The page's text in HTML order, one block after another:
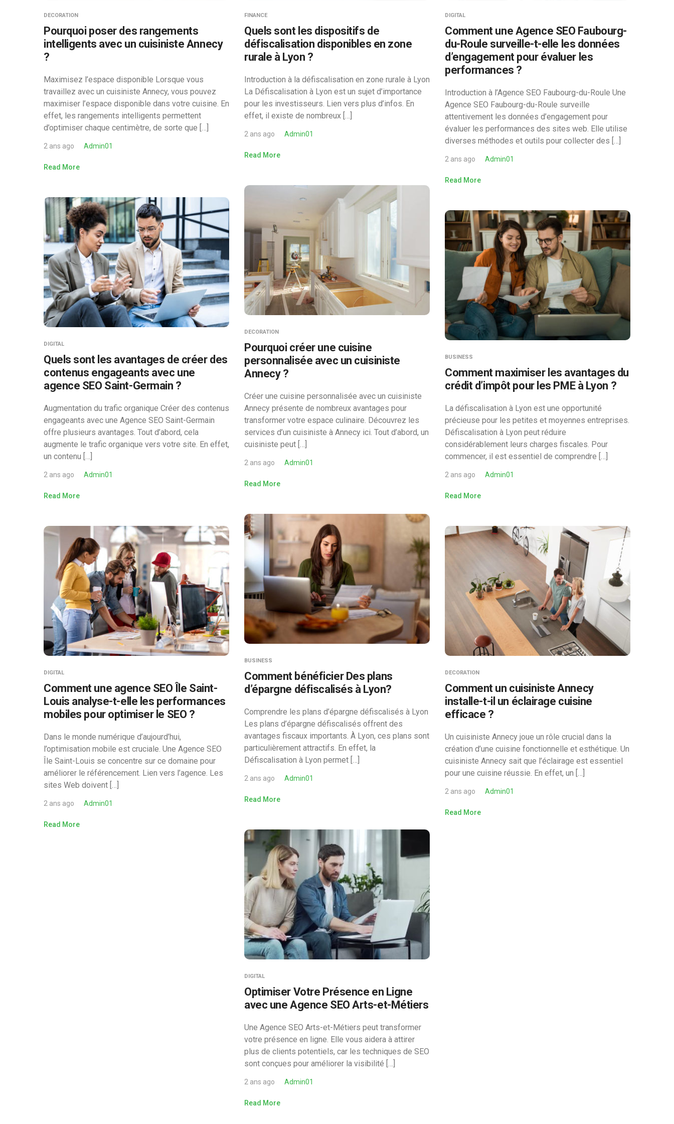
DECORATION
Pourquoi poser des rangements
intelligents avec un cuisiniste Annecy
?
Maximisez l’espace disponible Lorsque vous
travaillez avec un cuisiniste Annecy, vous pouvez
maximiser l’espace disponible dans votre cuisine. En
effet, les rangements intelligents permettent
d’optimiser chaque centimètre, de sorte que […]
2 ans ago Admin01
Read More
FINANCE
Quels sont les dispositifs de
défiscalisation disponibles en zone
rurale à Lyon ?
Introduction à la défiscalisation en zone rurale à Lyon
La Défiscalisation à Lyon est un sujet d’importance
pour les investisseurs. Lien vers plus d’infos. En
effet, il existe de nombreux […]
2 ans ago Admin01
Read More
DIGITAL
Comment une Agence SEO Faubourg-
du-Roule surveille-t-elle les données
d’engagement pour évaluer les
performances ?
Introduction à l’Agence SEO Faubourg-du-Roule Une
Agence SEO Faubourg-du-Roule surveille
attentivement les données d’engagement pour
évaluer les performances des sites web. Elle utilise
diverses méthodes et outils pour collecter des […]
2 ans ago Admin01
Read More
DECORATION
Pourquoi créer une cuisine
personnalisée avec un cuisiniste
Annecy ?
Créer une cuisine personnalisée avec un cuisiniste
Annecy présente de nombreux avantages pour
transformer votre espace culinaire. Découvrez les
services d’un cuisiniste à Annecy ici. Tout d’abord, un
cuisiniste peut […]
2 ans ago Admin01
Read More
DIGITAL
Quels sont les avantages de créer des
contenus engageants avec une
agence SEO Saint-Germain ?
Augmentation du trafic organique Créer des contenus
engageants avec une Agence SEO Saint-Germain
offre plusieurs avantages. Tout d’abord, cela
augmente le trafic organique vers votre site. En effet,
un contenu […]
2 ans ago Admin01
Read More
BUSINESS
Comment maximiser les avantages du
crédit d’impôt pour les PME à Lyon ?
La défiscalisation à Lyon est une opportunité
précieuse pour les petites et moyennes entreprises.
Défiscalisation à Lyon peut réduire
considérablement leurs charges fiscales. Pour
commencer, il est essentiel de comprendre […]
2 ans ago Admin01
Read More
BUSINESS
Comment bénéficier Des plans
d’épargne défiscalisés à Lyon?
Comprendre les plans d’épargne défiscalisés à Lyon
Les plans d’épargne défiscalisés offrent des
avantages fiscaux importants. À Lyon, ces plans sont
particulièrement attractifs. En effet, la
Défiscalisation à Lyon permet […]
2 ans ago Admin01
Read More
DIGITAL
Comment une agence SEO Île Saint-
Louis analyse-t-elle les performances
mobiles pour optimiser le SEO ?
Dans le monde numérique d’aujourd’hui,
l’optimisation mobile est cruciale. Une Agence SEO
Île Saint-Louis se concentre sur ce domaine pour
améliorer le référencement. Lien vers l’agence. Les
sites Web doivent […]
2 ans ago Admin01
Read More
DECORATION
Comment un cuisiniste Annecy
installe-t-il un éclairage cuisine
efficace ?
Un cuisiniste Annecy joue un rôle crucial dans la
création d’une cuisine fonctionnelle et esthétique. Un
cuisiniste Annecy sait que l’éclairage est essentiel
pour une cuisine réussie. En effet, un […]
2 ans ago Admin01
Read More
DIGITAL
Optimiser Votre Présence en Ligne
avec une Agence SEO Arts-et-Métiers
Une Agence SEO Arts-et-Métiers peut transformer
votre présence en ligne. Elle vous aidera à attirer
plus de clients potentiels, car les techniques de SEO
sont conçues pour améliorer la visibilité […]
2 ans ago Admin01
Read More